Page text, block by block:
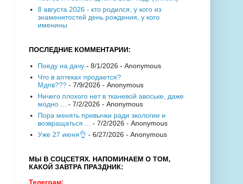
8 августа 2026 - кто родился, у кого из
знаменитостей день рождения, у кого
именины
ПОСЛЕДНИЕ КОММЕНТАРИИ:
Поеду на дачу- 8/1/2026 - Anonymous
Что в аптеках продается?
Мдпв???- 7/9/2026 - Anonymous
Ничего плохого нет в тканевой авоське, даже
модно ... - 7/2/2026 - Anonymous
Пора менять привычки ради экологии и
возвращаться ... - 7/2/2026 - Anonymous
Уже 27 июня👌 - 6/27/2026 - Anonymous
МЫ В СОЦСЕТЯХ. НАПОМИНАЕМ О ТОМ,
КАКОЙ ЗАВТРА ПРАЗДНИК:
Телеграм: